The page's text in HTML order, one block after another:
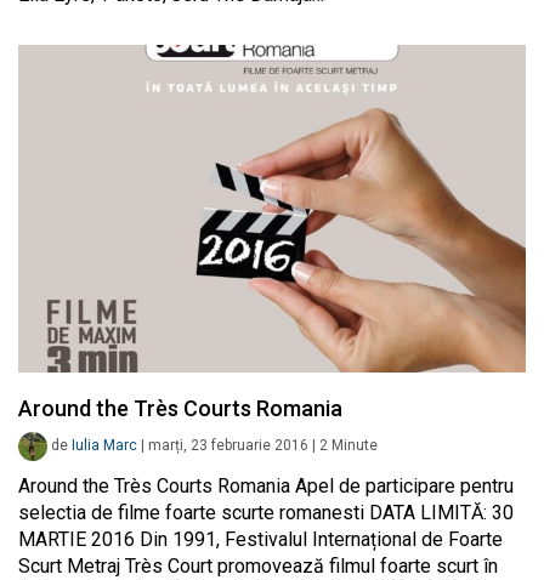
Around the Très Courts Romania
de Iulia Marc marți, 23 februarie 2016 2 Minute
Around the Très Courts Romania Apel de participare pentru
selectia de filme foarte scurte romanesti DATA LIMITĂ: 30
MARTIE 2016 Din 1991, Festivalul Internațional de Foarte
Scurt Metraj Très Court promovează filmul foarte scurt în